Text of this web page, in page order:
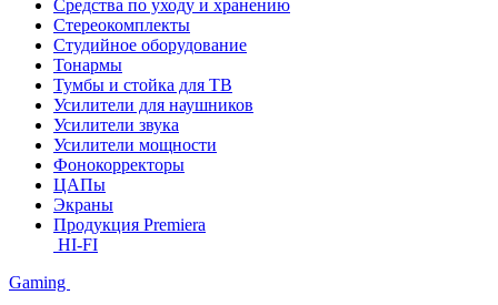
Средства по уходу и хранению
Стереокомплекты
Студийное оборудование
Тонармы
Тумбы и стойка для ТВ
Усилители для наушников
Усилители звука
Усилители мощности
Фонокорректоры
ЦАПы
Экраны
Продукция Premiera
HI-FI
Gaming